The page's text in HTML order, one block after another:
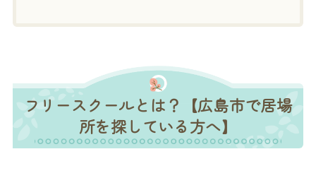
フリースクールとは？【広島市で居場
所を探している方へ】